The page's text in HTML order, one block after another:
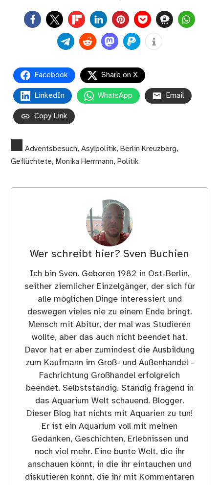
0
Facebook Share on X
LinkedIn WhatsApp Email
Copy Link
Adventsbesuch,Asylpolitik,Berlin Kreuzberg,
Geflüchtete,Monika Herrmann,Politik
Wer schreibt hier? Sven Buchien
Ich bin Sven. Geboren 1982 in Ost-Berlin,
seither ziemlicher Einzelgänger, der sich für
alle möglichen Dinge interessiert und
deswegen vieles nie zu einem Ende bringt.
Mensch mit Abitur, der mal was Studieren
wollte, aber das auch nicht beendet hat.
Davor hat er aber zumindest die Ausbildung
zum Kaufmann im Groß- und Außenhandel -
Fachrichtung Großhandel erfolgreich
beendet. Selbstständig. Ständig fragend in
das Aquarium Welt schauend. Blogger.
Dieser Blog hat nichts mit Aquarien zu tun!
Er ist ein Aquarium voll mit meinen
Gedanken, Geschichten, Erlebnissen und
noch viel mehr. Eine bunte Welt, die ihr
anschauen könnt, in die ihr eintauchen und
diskutieren könnt, die ihr mit Kommentaren